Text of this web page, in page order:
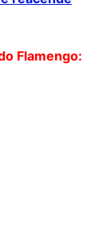
Flamengo: